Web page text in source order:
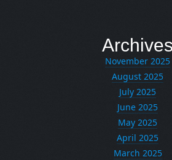
Archives
November 2025
August 2025
July 2025
June 2025
May 2025
April 2025
March 2025